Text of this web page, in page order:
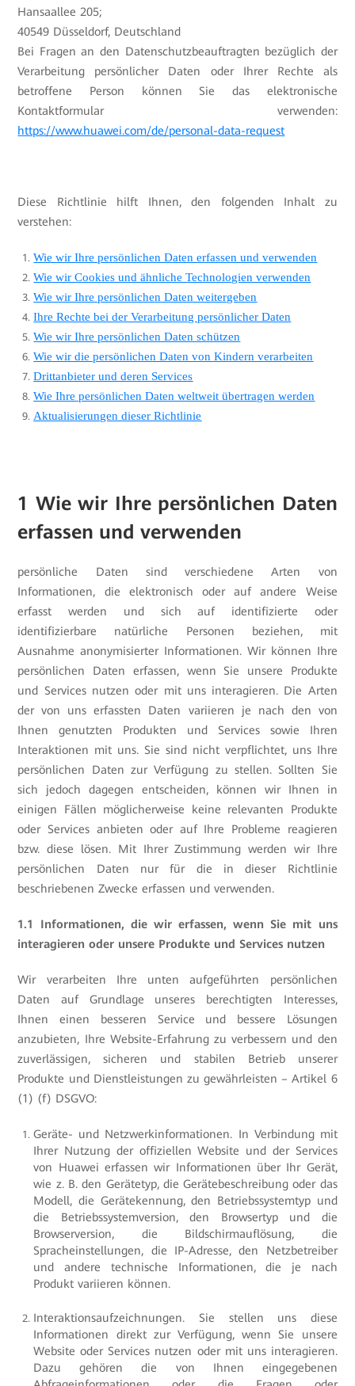
Hansaallee 205;
40549 Düsseldorf, Deutschland
Bei Fragen an den Datenschutzbeauftragten bezüglich der
Verarbeitung persönlicher Daten oder Ihrer Rechte als
betroffene Person können Sie das elektronische
Kontaktformular verwenden:
https://www.huawei.com/de/personal-data-request
Diese Richtlinie hilft Ihnen, den folgenden Inhalt zu
verstehen:
Wie wir Ihre persönlichen Daten erfassen und verwenden
Wie wir Cookies und ähnliche Technologien verwenden
Wie wir Ihre persönlichen Daten weitergeben
Ihre Rechte bei der Verarbeitung persönlicher Daten
Wie wir Ihre persönlichen Daten schützen
Wie wir die persönlichen Daten von Kindern verarbeiten
Drittanbieter und deren Services
Wie Ihre persönlichen Daten weltweit übertragen werden
Aktualisierungen dieser Richtlinie
1 Wie wir Ihre persönlichen Daten
erfassen und verwenden
persönliche Daten sind verschiedene Arten von
Informationen, die elektronisch oder auf andere Weise
erfasst werden und sich auf identifizierte oder
identifizierbare natürliche Personen beziehen, mit
Ausnahme anonymisierter Informationen. Wir können Ihre
persönlichen Daten erfassen, wenn Sie unsere Produkte
und Services nutzen oder mit uns interagieren. Die Arten
der von uns erfassten Daten variieren je nach den von
Ihnen genutzten Produkten und Services sowie Ihren
Interaktionen mit uns. Sie sind nicht verpflichtet, uns Ihre
persönlichen Daten zur Verfügung zu stellen. Sollten Sie
sich jedoch dagegen entscheiden, können wir Ihnen in
einigen Fällen möglicherweise keine relevanten Produkte
oder Services anbieten oder auf Ihre Probleme reagieren
bzw. diese lösen. Mit Ihrer Zustimmung werden wir Ihre
persönlichen Daten nur für die in dieser Richtlinie
beschriebenen Zwecke erfassen und verwenden.
1.1 Informationen, die wir erfassen, wenn Sie mit uns
interagieren oder unsere Produkte und Services nutzen
Wir verarbeiten Ihre unten aufgeführten persönlichen
Daten auf Grundlage unseres berechtigten Interesses,
Ihnen einen besseren Service und bessere Lösungen
anzubieten, Ihre Website-Erfahrung zu verbessern und den
zuverlässigen, sicheren und stabilen Betrieb unserer
Produkte und Dienstleistungen zu gewährleisten – Artikel 6
(1) (f) DSGVO:
Geräte- und Netzwerkinformationen. In Verbindung mit
Ihrer Nutzung der offiziellen Website und der Services
von Huawei erfassen wir Informationen über Ihr Gerät,
wie z. B. den Gerätetyp, die Gerätebeschreibung oder das
Modell, die Gerätekennung, den Betriebssystemtyp und
die Betriebssystemversion, den Browsertyp und die
Browserversion, die Bildschirmauflösung, die
Spracheinstellungen, die IP-Adresse, den Netzbetreiber
und andere technische Informationen, die je nach
Produkt variieren können.
Interaktionsaufzeichnungen. Sie stellen uns diese
Informationen direkt zur Verfügung, wenn Sie unsere
Website oder Services nutzen oder mit uns interagieren.
Dazu gehören die von Ihnen eingegebenen